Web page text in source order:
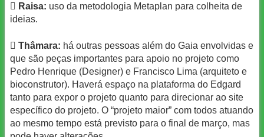
 Raisa: uso da metodologia Metaplan para colheita de
ideias.
 Thâmara: há outras pessoas além do Gaia envolvidas e
que são peças importantes para apoio no projeto como
Pedro Henrique (Designer) e Francisco Lima (arquiteto e
bioconstrutor). Haverá espaço na plataforma do Edgard
tanto para expor o projeto quanto para direcionar ao site
específico do projeto. O “projeto maior” com todos atuando
ao mesmo tempo está previsto para o final de março, mas